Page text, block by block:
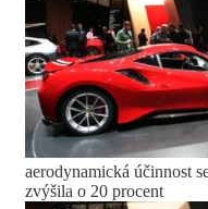
aerodynamická účinnost
zvýšila o 20 procent